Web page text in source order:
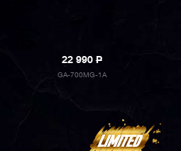
22 990P
GA-700MG-1A